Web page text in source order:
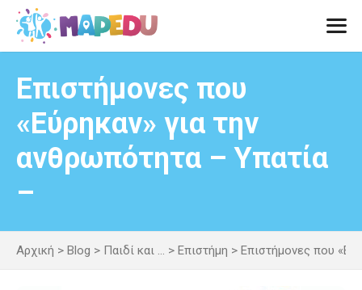
Μετάβαση
περιεχόμενο
Επιστήμονες που
«Εύρηκαν» για την
ανθρωπότητα – Υπατία
–
Αρχική > Blog > Παιδί και ... > Επιστήμη > Επιστήμονες που